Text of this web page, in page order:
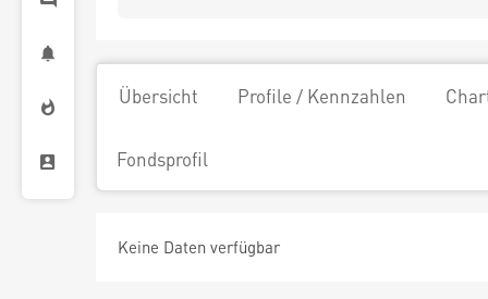
Übersicht Profile / Kennzahlen
Fondsprofil
Keine Daten verfügbar